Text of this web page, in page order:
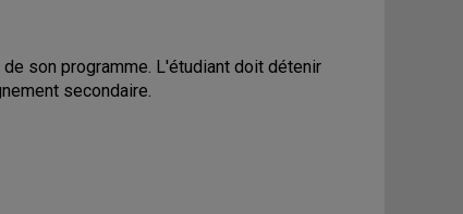
son programme. L'étudiant doit détenir
secondaire.